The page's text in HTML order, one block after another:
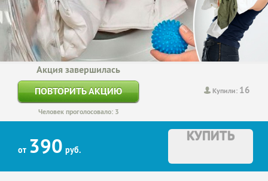
Купили: 16
Акция завершилась
ПОВТОРИТЬ АКЦИЮ
Человек проголосовало: 3
от 390 руб.
КУПИТЬ